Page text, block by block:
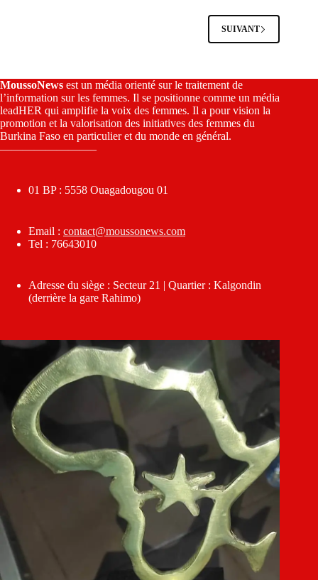
SUIVANT
MoussoNews est un média orienté sur le traitement de
l’information sur les femmes. Il se positionne comme un média
leadHER qui amplifie la voix des femmes. Il a pour vision la
promotion et la valorisation des initiatives des femmes du
Burkina Faso en particulier et du monde en général.
————————–
01 BP : 5558 Ouagadougou 01
Email : contact@moussonews.com
Tel : 76643010
Adresse du siège : Secteur 21 | Quartier : Kalgondin
(derrière la gare Rahimo)